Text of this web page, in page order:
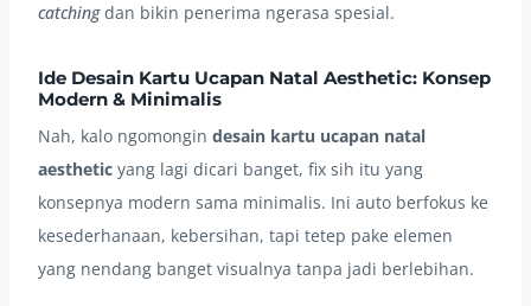
catchingdan bikin penerima ngerasa spesial.
Ide Desain Kartu Ucapan Natal Aesthetic: Konsep
Modern & Minimalis
Nah, kalo ngomongin desain kartu ucapan natal
aesthetic yang lagi dicari banget, fix sih itu yang
konsepnya modern sama minimalis. Ini auto berfokus ke
kesederhanaan, kebersihan, tapi tetep pake elemen
yang nendang banget visualnya tanpa jadi berlebihan.